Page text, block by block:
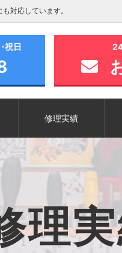
対応しています。
祝日
修理実績
理